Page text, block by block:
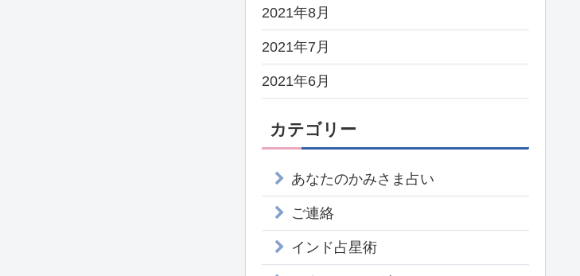
2021年8月
2021年7月
2021年6月
カテゴリー
あなたのかみさま占い
ご連絡
インド占星術